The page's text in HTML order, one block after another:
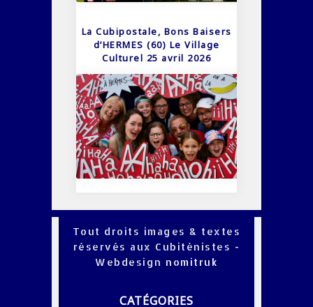
La Cubipostale, Bons Baisers
d’HERMES (60) Le Village
Culturel 25 avril 2026
Tout droits images & textes
réservés aux Cubiténistes -
Webdesign nomitruk
CATÉGORIES